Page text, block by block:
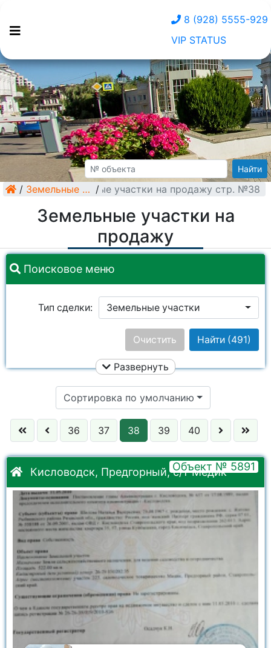
8 (928) 5555-929
VIP STATUS
Найти
/ Земельные участки /
Земельные участки на продажу стр. №38
Земельные участки на
продажу
Поисковое меню
Тип сделки: Земельные участки
Улица: Ничего не выбрано
Район: Ничего не выбрано
Город: Ничего не выбрано
Найти (491)
Очистить
Развернуть
Сортировка по умолчанию
36 37 38 39 40
Кисловодск, Предгорный, с/т Медик
Объект № 5891